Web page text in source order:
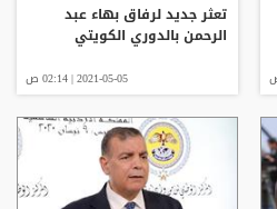
تعثر جديد لرفاق بهاء عبد
الرحمن بالدوري الكويتي
2021-05-05 | 02:14 ص